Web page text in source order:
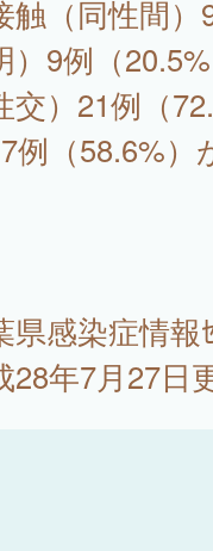
触（同性間
）9例（
交）21例（
例（58.6%
県感染症情報
28年7月27日